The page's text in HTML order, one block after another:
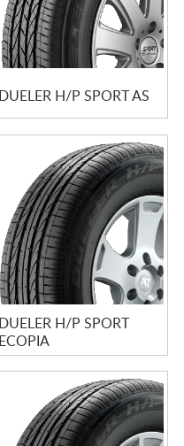
DUELER H/P SPORT AS
DUELER H/P SPORT
ECOPIA